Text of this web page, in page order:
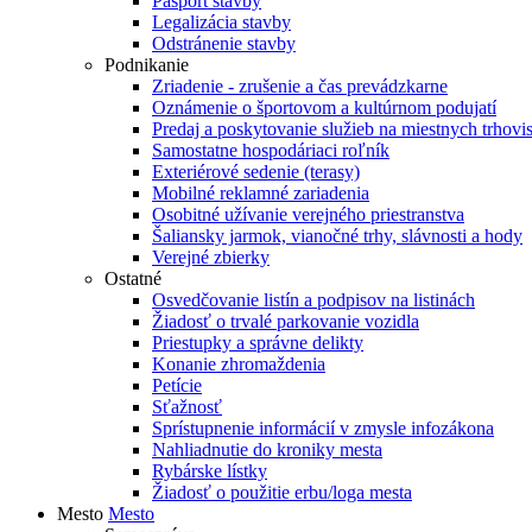
Legalizácia stavby
Odstránenie stavby
Podnikanie
Zriadenie - zrušenie a čas prevádzkarne
Oznámenie o športovom a kultúrnom podujatí
Predaj a poskytovanie služieb na miestnych
Samostatne hospodáriaci roľník
Exteriérové sedenie (terasy)
Mobilné reklamné zariadenia
Osobitné užívanie verejného priestranstva
Šaliansky jarmok, vianočné trhy, slávnosti a hody
Verejné zbierky
Ostatné
Osvedčovanie listín a podpisov na listinách
Žiadosť o trvalé parkovanie vozidla
Priestupky a správne delikty
Konanie zhromaždenia
Petície
Sťažnosť
Sprístupnenie informácií v zmysle infozákona
Nahliadnutie do kroniky mesta
Rybárske lístky
Žiadosť o použitie erbu/loga mesta
Mesto Mesto